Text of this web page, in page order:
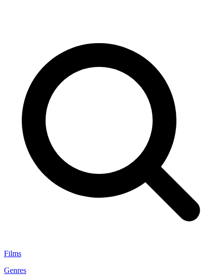
Films
Genres